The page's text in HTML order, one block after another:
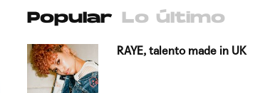
Popular Lo último
RAYE, talento made in UK